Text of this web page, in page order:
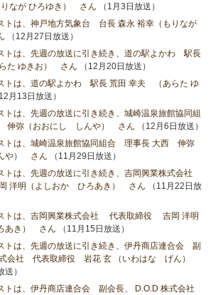
りなが ひろゆき） さん （1月3日放送）
トは、神戸地方気象台 台長 森永 裕幸（もりなが
（12月27日放送）
トは、先週の放送に引き続き、道の駅よかわ 駅長
た ゆきお） さん （12月20日放送）
トは、道の駅よかわ 駅長 荒田 幸夫 （あらた ゆ
月13日放送）
トは、先週の放送に引き続き、城崎温泉旅館協同組
伸弥（おおにし しんや） さん （12月6日放送）
トは、城崎温泉旅館協同組合 理事長 大西 伸弥
や） さん （11月29日放送）
トは、先週の放送に引き続き、吉岡興業株式会社
洋明（よしおか ひろあき） さん （11月22日放
トは、吉岡興業株式会社 代表取締役 吉岡 洋明
あき） さん （11月15日放送）
トは、先週の放送に引き続き、伊丹商店連合会 副
式会社 代表取締役 岩花 玄 （いわはな げん）
送）
トは、伊丹商店連合会 副会長、 D.O.D 株式会社